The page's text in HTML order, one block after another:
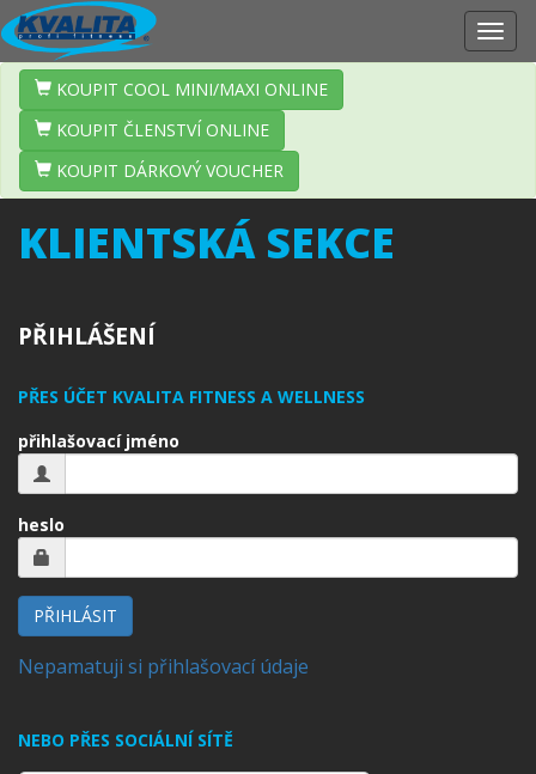
KLIENTSKÁ SEKCE
PŘIHLÁŠENÍ
PŘES ÚČET KVALITA FITNESS A WELLNESS
přihlašovací jméno
heslo
PŘIHLÁSIT
Nepamatuji si přihlašovací údaje
NEBO PŘES SOCIÁLNÍ SÍTĚ
KOUPIT COOL MINI/MAXI ONLINE
KOUPIT ČLENSTVÍ ONLINE
KOUPIT DÁRKOVÝ VOUCHER